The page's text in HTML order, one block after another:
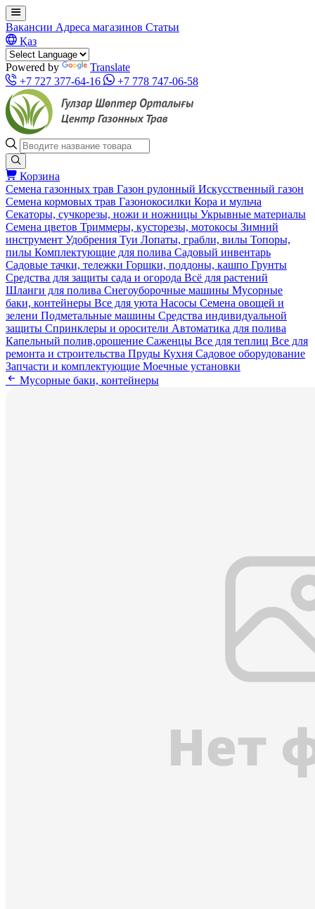
Вакансии Адреса магазинов Статьи
Қаз
Powered by
Translate
+7 727 377-64-16
+7 778 747-06-58
Корзина
Семена газонных трав Газон рулонный Искусственный газон
Семена кормовых трав Газонокосилки Кора и мульча
Секаторы, сучкорезы, ножи и ножницы Укрывные материалы
Семена цветов Триммеры, кусторезы, мотокосы Зимний
инструмент Удобрения Туи Лопаты, грабли, вилы Топоры,
пилы Комплектующие для полива Садовый инвентарь
Садовые тачки, тележки Горшки, поддоны, кашпо Грунты
Средства для защиты сада и огорода Всё для растений
Шланги для полива Снегоуборочные машины Мусорные
баки, контейнеры Все для уюта Насосы Семена овощей и
зелени Подметальные машины Средства индивидуальной
защиты Спринклеры и оросители Автоматика для полива
Капельный полив,орошение Саженцы Все для теплиц Все для
ремонта и строительства Пруды Кухня Садовое оборудование
Запчасти и комплектующие Моечные установки
Мусорные баки, контейнеры